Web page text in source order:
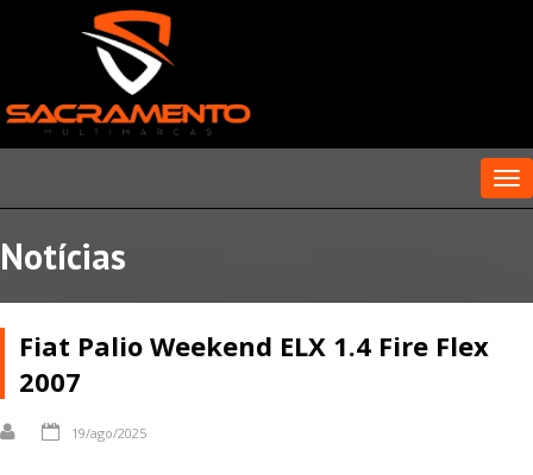
Notícias
Fiat Palio Weekend ELX 1.4 Fire Flex
2007
19/ago/2025